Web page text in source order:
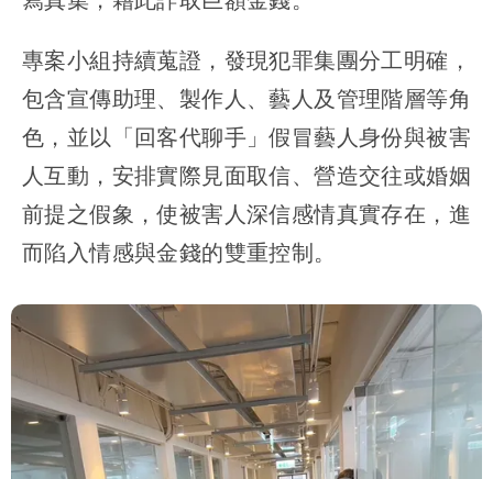
專案小組持續蒐證，發現犯罪集團分工明確，
包含宣傳助理、製作人、藝人及管理階層等角
色，並以「回客代聊手」假冒藝人身份與被害
人互動，安排實際見面取信、營造交往或婚姻
前提之假象，使被害人深信感情真實存在，進
而陷入情感與金錢的雙重控制。